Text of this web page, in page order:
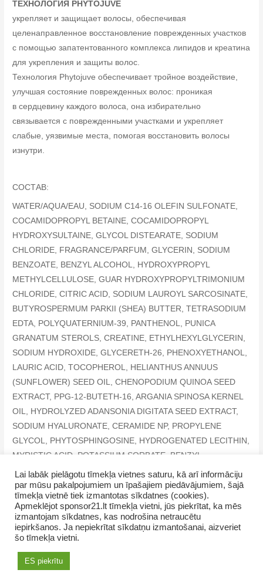
ТЕХНОЛОГИЯ PHYTOJUVE
укрепляет и защищает волосы, обеспечивая
целенаправленное восстановление поврежденных участков
с помощью запатентованного комплекса липидов и креатина
для укрепления и защиты волос.
Технология Phytojuve обеспечивает тройное воздействие,
улучшая состояние поврежденных волос: проникая
в сердцевину каждого волоса, она избирательно
связывается с поврежденными участками и укрепляет
слабые, уязвимые места, помогая восстановить волосы
изнутри.
СОСТАВ:
WATER/AQUA/EAU, SODIUM C14-16 OLEFIN SULFONATE,
COCAMIDOPROPYL BETAINE, COCAMIDOPROPYL
HYDROXYSULTAINE, GLYCOL DISTEARATE, SODIUM
CHLORIDE, FRAGRANCE/PARFUM, GLYCERIN, SODIUM
BENZOATE, BENZYL ALCOHOL, HYDROXYPROPYL
METHYLCELLULOSE, GUAR HYDROXYPROPYLTRIMONIUM
CHLORIDE, CITRIC ACID, SODIUM LAUROYL SARCOSINATE,
BUTYROSPERMUM PARKII (SHEA) BUTTER, TETRASODIUM
EDTA, POLYQUATERNIUM-39, PANTHENOL, PUNICA
GRANATUM STEROLS, CREATINE, ETHYLHEXYLGLYCERIN,
SODIUM HYDROXIDE, GLYCERETH-26, PHENOXYETHANOL,
LAURIC ACID, TOCOPHEROL, HELIANTHUS ANNUUS
(SUNFLOWER) SEED OIL, CHENOPODIUM QUINOA SEED
EXTRACT, PPG-12-BUTETH-16, ARGANIA SPINOSA KERNEL
OIL, HYDROLYZED ADANSONIA DIGITATA SEED EXTRACT,
SODIUM HYALURONATE, CERAMIDE NP, PROPYLENE
GLYCOL, PHYTOSPHINGOSINE, HYDROGENATED LECITHIN,
MYRISTIC ACID, POTASSIUM SORBATE, BENZYL
SALICYLATE, HEXYL CINNAMAL, HYDROXYCITRONELLAL,
LIMONENE, LINALOOL
Lai labāk pielāgotu tīmekļa vietnes saturu, kā arī informāciju
par mūsu pakalpojumiem un īpašajiem piedāvājumiem, šajā
tīmekļa vietnē tiek izmantotas sīkdatnes (cookies).
Apmeklējot sponsor21.lt tīmekļa vietni, jūs piekrītat, ka mēs
izmantojam sīkdatnes, kas nodrošina netraucētu
iepirkšanos. Ja nepiekrītat sīkdatņu izmantošanai, aizveriet
šo tīmekļa vietni.
ES piekrītu